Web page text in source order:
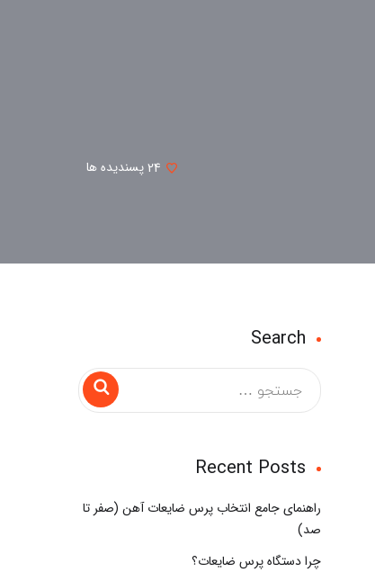
24پسندیده ها
Search
Recent Posts
راهنمای جامع انتخاب پرس ضایعات آهن (صفر تا
صد)
چرا دستگاه پرس ضایعات؟